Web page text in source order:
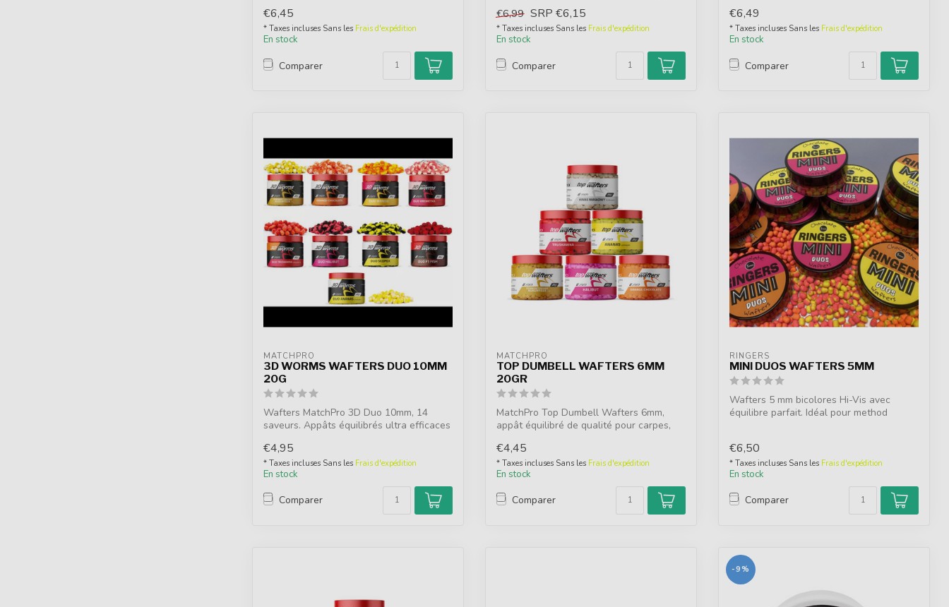
€6,45
* Taxes incluses Sans les Frais d'expédition
En stock
Comparer
€6,99 SRP €6,15
* Taxes incluses Sans les Frais d'expédition
En stock
Comparer
€6,49
* Taxes incluses Sans les Frais d'expédition
En stock
Comparer
MATCHPRO
3D WORMS WAFTERS DUO 10MM
20G
Wafters MatchPro 3D Duo 10mm, 14
saveurs. Appâts équilibrés ultra efficaces
€4,95
* Taxes incluses Sans les Frais d'expédition
En stock
Comparer
MATCHPRO
TOP DUMBELL WAFTERS 6MM
20GR
MatchPro Top Dumbell Wafters 6mm,
appât équilibré de qualité pour carpes,
€4,45
* Taxes incluses Sans les Frais d'expédition
En stock
Comparer
RINGERS
MINI DUOS WAFTERS 5MM
Wafters 5 mm bicolores Hi-Vis avec
équilibre parfait. Idéal pour method
€6,50
* Taxes incluses Sans les Frais d'expédition
En stock
Comparer
-9%